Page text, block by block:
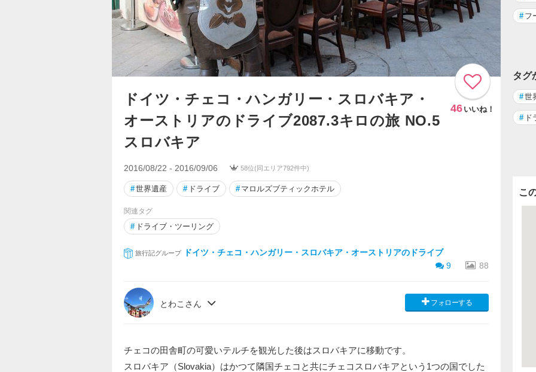
ドイツ・チェコ・ハンガリー・スロバキア・
オーストリアのドライブ2087.3キロの旅 NO.5
スロバキア
46 いいね！
2016/08/22 - 2016/09/06 58位(同エリア792件中)
#世界遺産 # ドライブ # マロルズブティックホテル
関連タグ
# ドライブ・ツーリング
旅行記グループ
ドイツ・チェコ・ハンガリー・スロバキア・オーストリアのドライブ
9
88
とわこさん フォローする
チェコの田舎町の可愛いテルチを観光した後はスロバキアに移動です。
スロバキア（Slovakia）はかつて隣国チェコと共にチェコスロバキアという1つの国でした
# フ
タグ
#世
# ド
こ